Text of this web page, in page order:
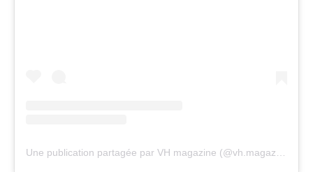
Une publication partagée par VH magazine (@vh.magazine)